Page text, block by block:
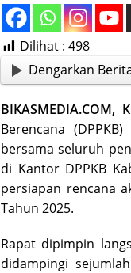
Dilihat : 498
Dengarkan
BIKASMEDIA.COM,
Berencana
bersama seluruh
di Kantor DPPKB
persiapan rencana
Tahun 2025.
Rapat dipimpin
didampingi